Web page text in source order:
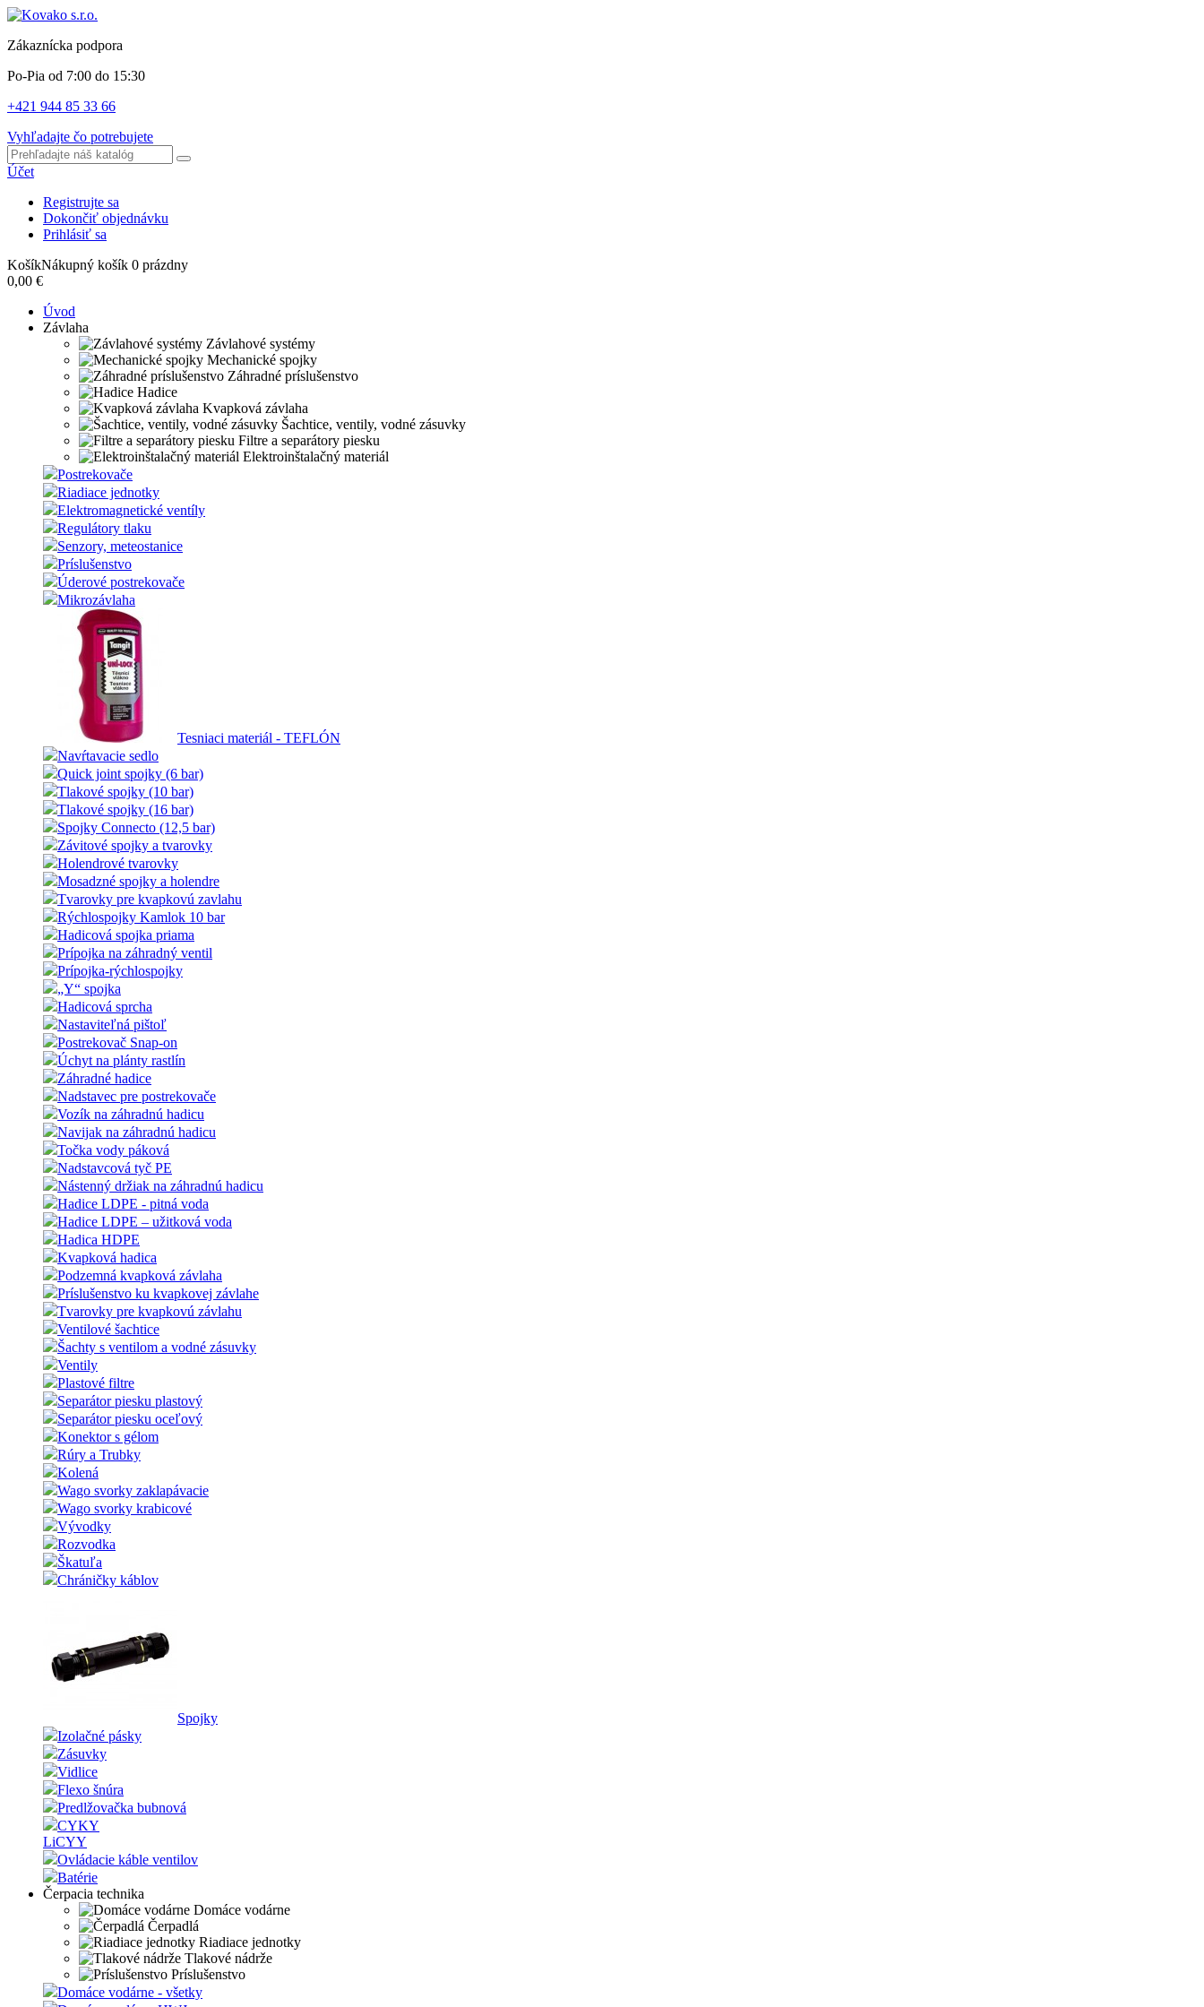
Zákaznícka podpora
Po-Pia od 7:00 do 15:30
+421 944 85 33 66
Vyhľadajte čo potrebujete
Účet
Registrujte sa
Dokončiť objednávku
Prihlásiť sa
KošíkNákupný košík 0 prázdny
0,00 €
Úvod
Závlaha
Závlahové systémy
Mechanické spojky
Záhradné príslušenstvo
Hadice
Kvapková závlaha
Šachtice, ventily, vodné zásuvky
Filtre a separátory piesku
Elektroinštalačný materiál
Postrekovače
Riadiace jednotky
Elektromagnetické ventíly
Regulátory tlaku
Senzory, meteostanice
Príslušenstvo
Úderové postrekovače
Mikrozávlaha
Tesniaci materiál - TEFLÓN
Navŕtavacie sedlo
Quick joint spojky (6 bar)
Tlakové spojky (10 bar)
Tlakové spojky (16 bar)
Spojky Connecto (12,5 bar)
Závitové spojky a tvarovky
Holendrové tvarovky
Mosadzné spojky a holendre
Tvarovky pre kvapkovú zavlahu
Rýchlospojky Kamlok 10 bar
Hadicová spojka priama
Prípojka na záhradný ventil
Prípojka-rýchlospojky
„Y“ spojka
Hadicová sprcha
Nastaviteľná pištoľ
Postrekovač Snap-on
Úchyt na plánty rastlín
Záhradné hadice
Nadstavec pre postrekovače
Vozík na záhradnú hadicu
Navijak na záhradnú hadicu
Točka vody páková
Nadstavcová tyč PE
Nástenný držiak na záhradnú hadicu
Hadice LDPE - pitná voda
Hadice LDPE – užitková voda
Hadica HDPE
Kvapková hadica
Podzemná kvapková závlaha
Príslušenstvo ku kvapkovej závlahe
Tvarovky pre kvapkovú závlahu
Ventilové šachtice
Šachty s ventilom a vodné zásuvky
Ventily
Plastové filtre
Separátor piesku plastový
Separátor piesku oceľový
Konektor s gélom
Rúry a Trubky
Kolená
Wago svorky zaklapávacie
Wago svorky krabicové
Vývodky
Rozvodka
Škatuľa
Chráničky káblov
Spojky
Izolačné pásky
Zásuvky
Vidlice
Flexo šnúra
Predlžovačka bubnová
CYKY
LiCYY
Ovládacie káble ventilov
Batérie
Čerpacia technika
Domáce vodárne
Čerpadlá
Riadiace jednotky
Tlakové nádrže
Príslušenstvo
Domáce vodárne - všetky